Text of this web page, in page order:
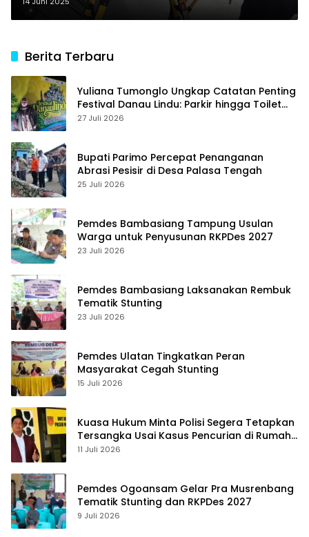
Berita Terbaru
Yuliana Tumonglo Ungkap Catatan Penting
Festival Danau Lindu: Parkir hingga Toilet
Harus Jadi Prioritas
27 Juli 2026
Bupati Parimo Percepat Penanganan
Abrasi Pesisir di Desa Palasa Tengah
25 Juli 2026
Pemdes Bambasiang Tampung Usulan
Warga untuk Penyusunan RKPDes 2027
23 Juli 2026
Pemdes Bambasiang Laksanakan Rembuk
Tematik Stunting
23 Juli 2026
Pemdes Ulatan Tingkatkan Peran
Masyarakat Cegah Stunting
15 Juli 2026
Kuasa Hukum Minta Polisi Segera Tetapkan
Tersangka Usai Kasus Pencurian di Rumah
Anggota Dewan Bantul di Sigi Naik
11 Juli 2026
Pemdes Ogoansam Gelar Pra Musrenbang
Tematik Stunting dan RKPDes 2027
9 Juli 2026